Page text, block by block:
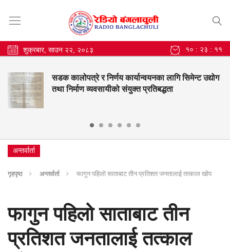
शुक्रबार, साउन २२, २०८३ १० : २३ : १३
कार्यान्वयनका लागि सिमेन्ट उद्योग
संयुक्त प्रतिबद्धता
बंगलाचुली
नतिजामा सुधार,
अन्तर्वार्ता
गृहपृष्ठ अन्तर्वार्ता फागुन पहिलो साताबाट तीन प्रतिशत जनतालाई तत्काल खोप
फागुन पहिलो साताबाट तीन
प्रतिशत जनतालाई तत्काल